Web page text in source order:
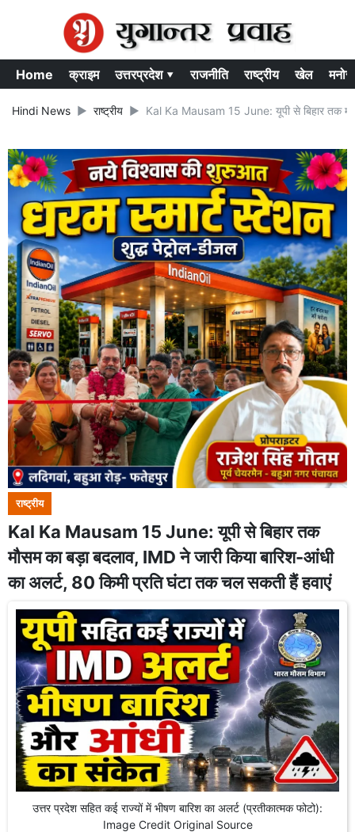
Home क्राइम उत्तरप्रदेश ▾ राजनीति राष्ट्रीय खेल
Hindi News राष्ट्रीय Kal Ka Mausam 15 June: यूपी से बिहार तक
राष्ट्रीय
Kal Ka Mausam 15 June: यूपी से बिहार तक
मौसम का बड़ा बदलाव, IMD ने जारी किया बारिश-आंधी
का अलर्ट, 80 किमी प्रति घंटा तक चल सकती हैं हवाएं
उत्तर प्रदेश सहित कई राज्यों में भीषण बारिश का अलर्ट (प्रतीकात्मक फोटो):
Image Credit Original Source